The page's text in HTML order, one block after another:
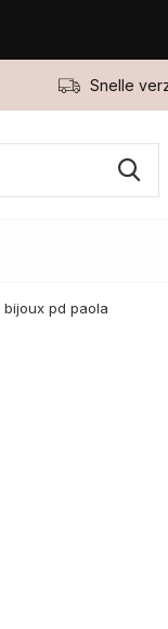
Snelle
bijoux pd paola